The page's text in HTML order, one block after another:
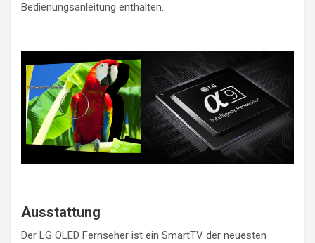
Bedienungsanleitung enthalten.
Ausstattung
Der LG OLED Fernseher ist ein SmartTV der neuesten